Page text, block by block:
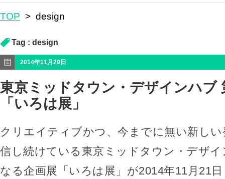
TOP > design
Tag : design
2014年11月29日
東京ミッドタウン・デザインハブ
「いろは展」
クリエイティブかつ、今までに無い新し
信し続けている東京ミッドタウン・デザ
なる企画展「いろは展」が2014年11月21